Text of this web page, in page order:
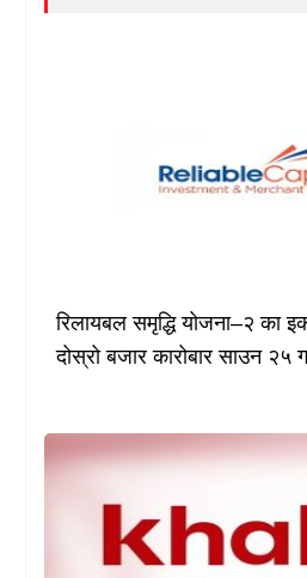
रिलायबल समृद्धि योजना–२ का
दोस्रो बजार कारोबार साउन २५